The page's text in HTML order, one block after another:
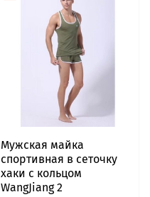
Мужская майка
спортивная в сеточку
хаки с кольцом
WangJiang 2